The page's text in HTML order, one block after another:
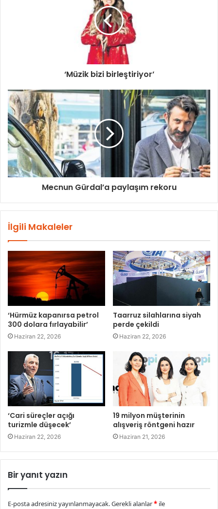
‘Müzik bizi birleştiriyor’
Mecnun Gürdal’a paylaşım rekoru
İlgili Makaleler
‘Hürmüz kapanırsa petrol
300 dolara fırlayabilir’
Haziran 22, 2026
Taarruz silahlarına siyah
perde çekildi
Haziran 22, 2026
‘Cari süreçler açığı
turizmle düşecek’
Haziran 22, 2026
19 milyon müşterinin
alışveriş röntgeni hazır
Haziran 21, 2026
Bir yanıt yazın
E-posta adresiniz yayınlanmayacak.Gerekli alanlar* ile